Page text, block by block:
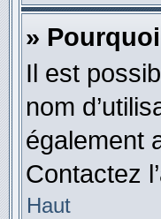
»
Il est
nom
également
Contactez
Haut